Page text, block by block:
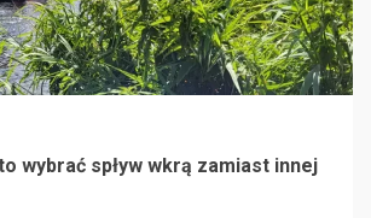
wybrać spływ wkrą zamiast innej